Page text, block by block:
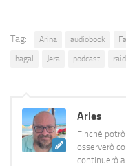
Tag: Arina audiobook
hagal
Jera podcast
Aries
Finché
osserverò
continuerò